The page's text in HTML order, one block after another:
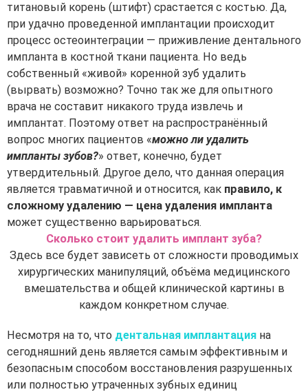
титановый корень (штифт) срастается с костью. Да,
при удачно проведенной имплантации происходит
процесс остеоинтеграции — приживление дентального
импланта в костной ткани пациента. Но ведь
собственный «живой» коренной зуб удалить
(вырвать) возможно? Точно так же для опытного
врача не составит никакого труда извлечь и
имплантат. Поэтому ответ на распространённый
вопрос многих пациентов «можно ли удалить
импланты зубов?» ответ, конечно, будет
утвердительный. Другое дело, что данная операция
является травматичной и относится, как правило, к
сложному удалению — цена удаления импланта
может существенно варьироваться.
Сколько стоит удалить имплант зуба?
Здесь все будет зависеть от сложности проводимых
хирургических манипуляций, объёма медицинского
вмешательства и общей клинической картины в
каждом конкретном случае.
Несмотря на то, что дентальная имплантация на
сегодняшний день является самым эффективным и
безопасным способом восстановления разрушенных
или полностью утраченных зубных единиц